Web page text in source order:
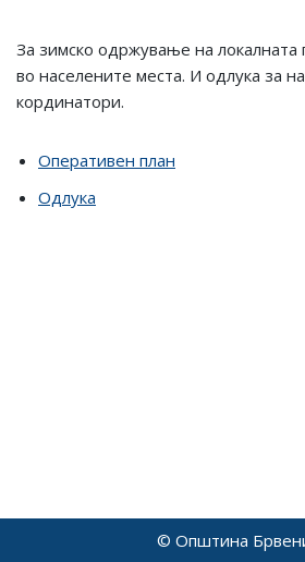
За зимско одржување на
во населените места. И одлука за
кординатори.
Оперативен план
Одлука
© Општина